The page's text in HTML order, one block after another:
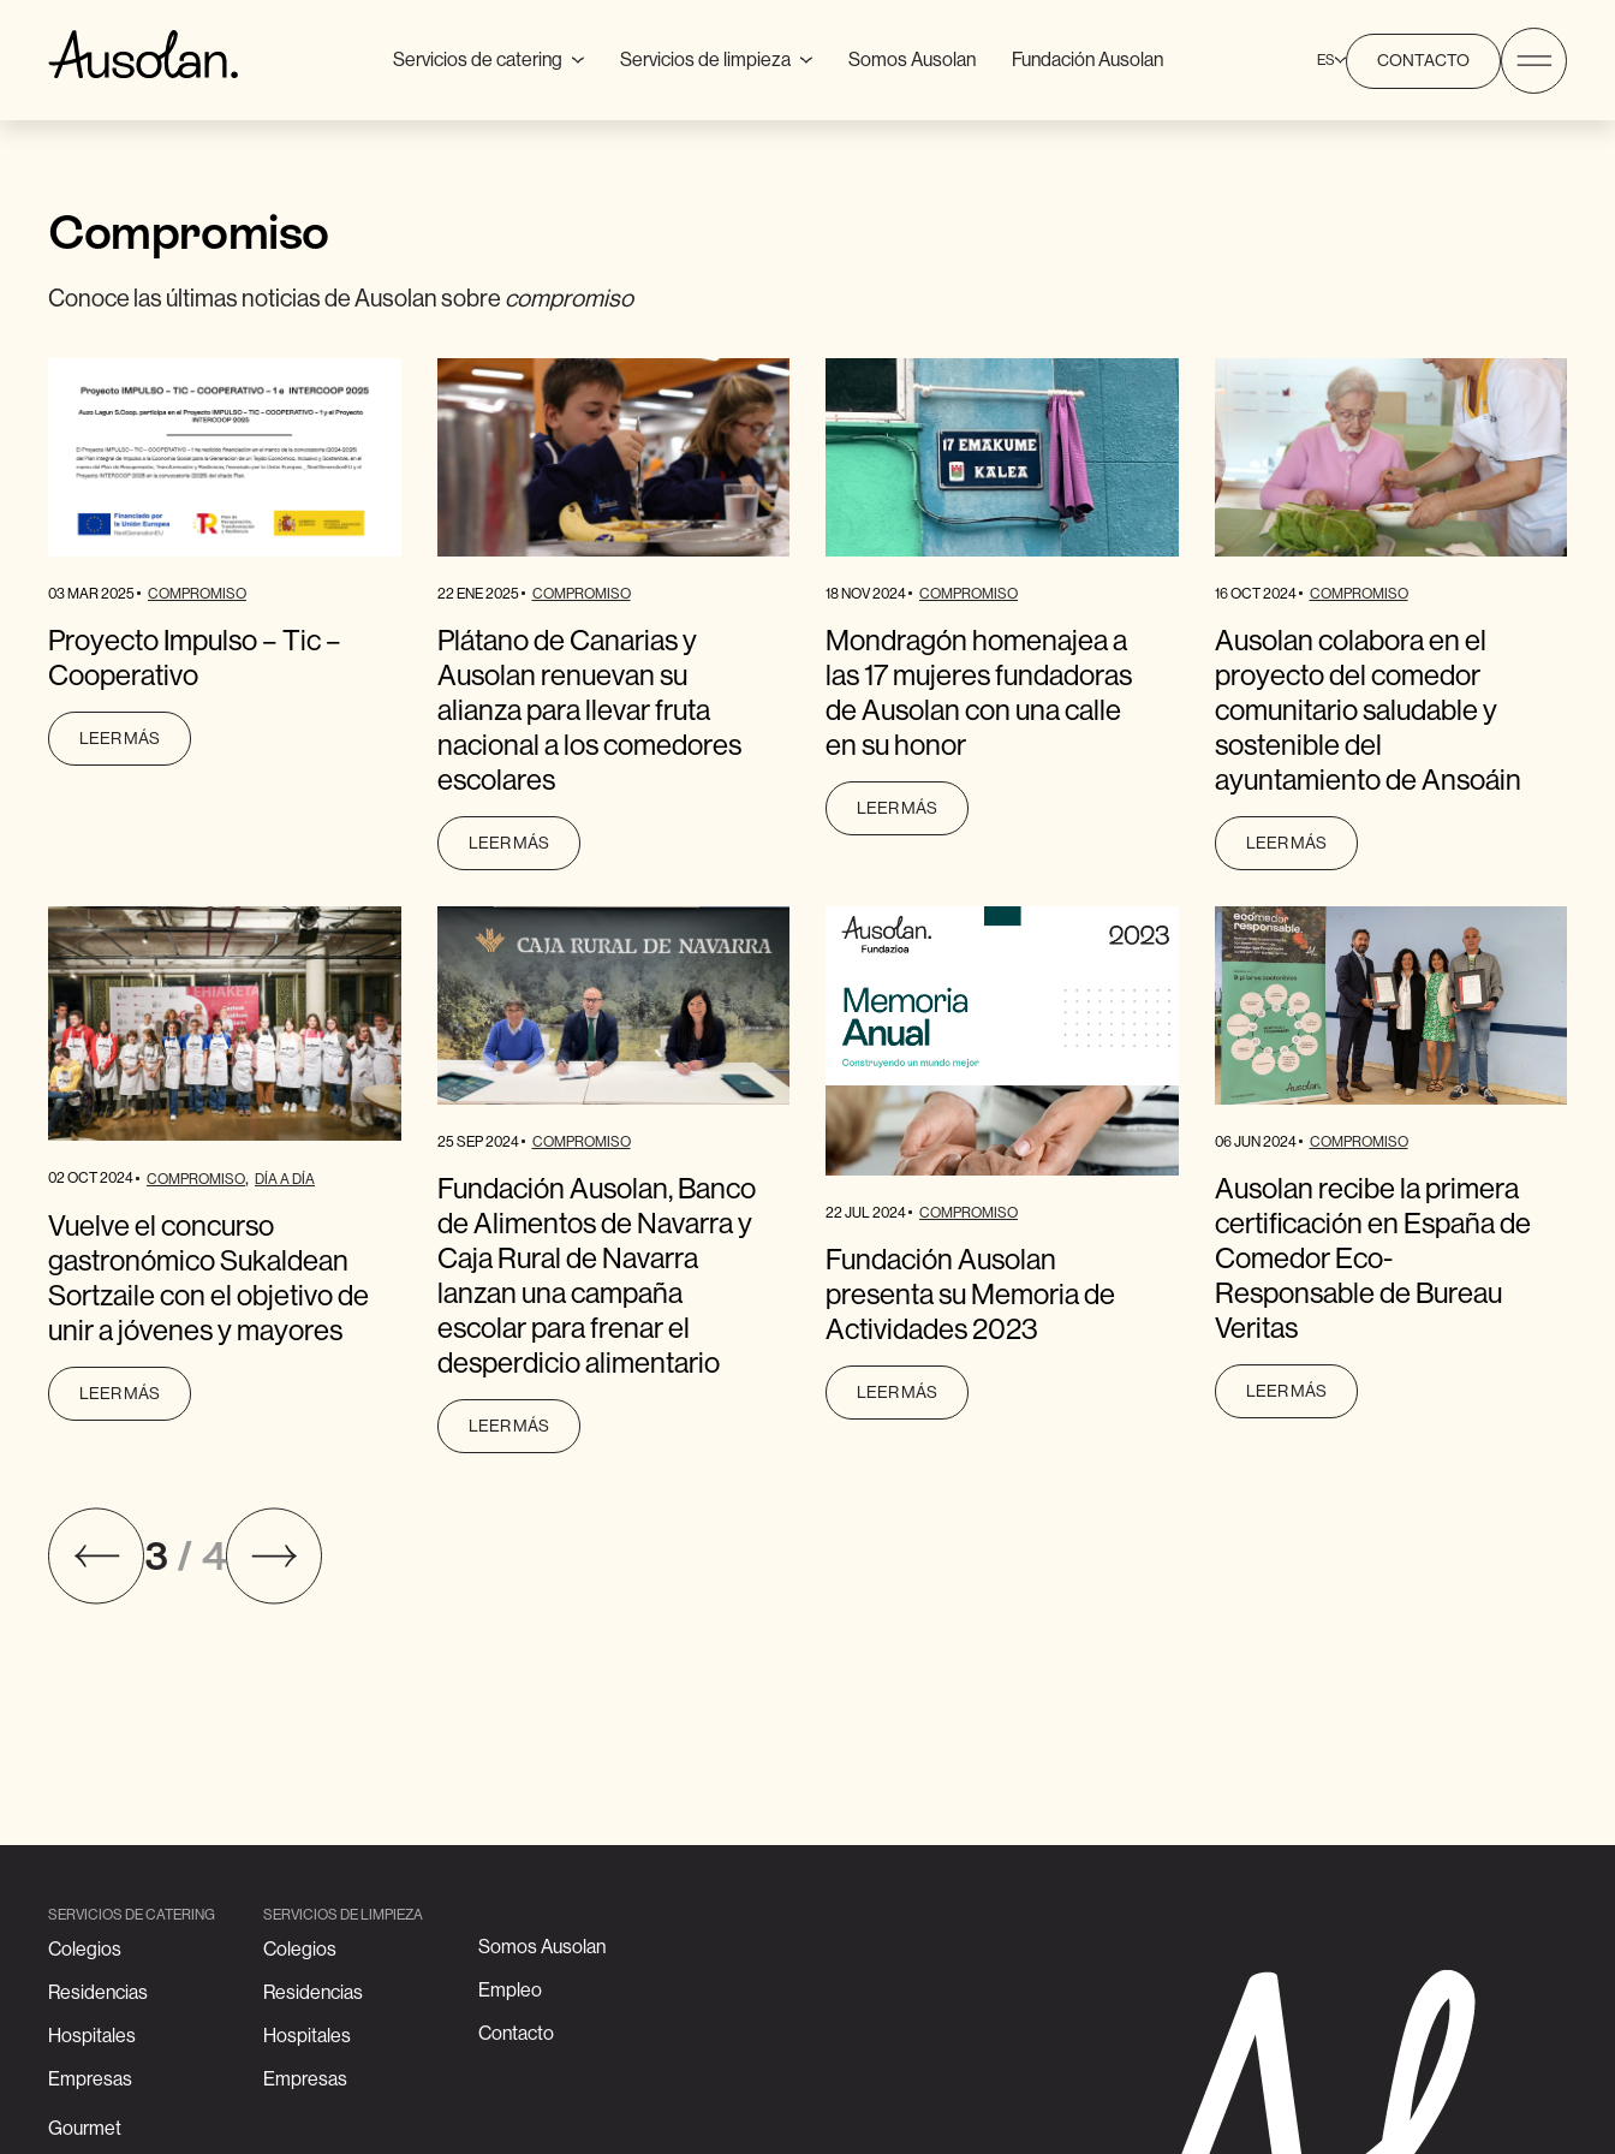
Servicios de catering Servicios de limpieza Somos Ausolan Fundación Ausolan ES CONTACTO
Compromiso
Conoce las últimas noticias de Ausolan sobre compromiso
03 MAR 2025 COMPROMISO
Proyecto Impulso – Tic –
Cooperativo
LEER MÁS
22 ENE 2025 COMPROMISO
Plátano de Canarias y
Ausolan renuevan su
alianza para llevar fruta
nacional a los comedores
escolares
LEER MÁS
18 NOV 2024 COMPROMISO
Mondragón homenajea a
las 17 mujeres fundadoras
de Ausolan con una calle
en su honor
LEER MÁS
16 OCT 2024 COMPROMISO
Ausolan colabora en el
proyecto del comedor
comunitario saludable y
sostenible del
ayuntamiento de Ansoáin
LEER MÁS
02 OCT 2024 COMPROMISO DÍA A DÍA
Vuelve el concurso
gastronómico Sukaldean
Sortzaile con el objetivo de
unir a jóvenes y mayores
LEER MÁS
25 SEP 2024 COMPROMISO
Fundación Ausolan, Banco
de Alimentos de Navarra y
Caja Rural de Navarra
lanzan una campaña
escolar para frenar el
desperdicio alimentario
LEER MÁS
22 JUL 2024 COMPROMISO
Fundación Ausolan
presenta su Memoria de
Actividades 2023
LEER MÁS
06 JUN 2024 COMPROMISO
Ausolan recibe la primera
certificación en España de
Comedor Eco-
Responsable de Bureau
Veritas
LEER MÁS
3 / 4
SERVICIOS DE CATERING
Colegios
Residencias
Hospitales
Empresas
Gourmet
SERVICIOS DE LIMPIEZA
Colegios
Residencias
Hospitales
Empresas
Somos Ausolan
Empleo
Contacto